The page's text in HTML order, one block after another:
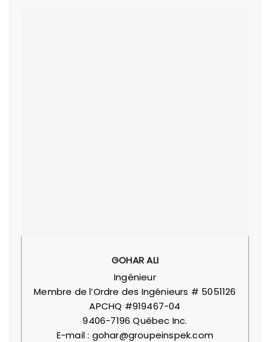
GOHAR ALI
Ingénieur
Membre de l’Ordre des Ingénieurs # 5051126
APCHQ #919467-04
9406-7196 Québec Inc.
E-mail : gohar@groupeinspek.com